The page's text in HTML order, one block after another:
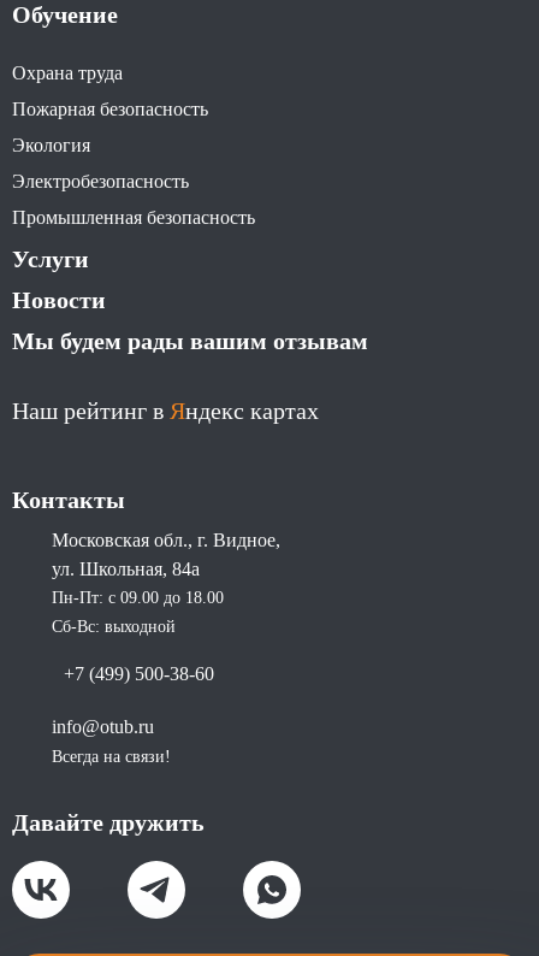
Обучение
Охрана труда
Пожарная безопасность
Экология
Электробезопасность
Промышленная безопасность
Услуги
Новости
Мы будем рады вашим отзывам
Наш рейтинг в Яндекс картах
Контакты
Московская обл., г. Видное,
ул. Школьная, 84а
Пн-Пт: с 09.00 до 18.00
Сб-Вс: выходной
+7 (499) 500-38-60
info@otub.ru
Всегда на связи!
Давайте дружить